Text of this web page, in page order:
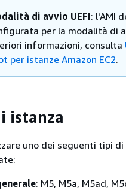
di avvio UEFI: l'AMI
per la modalità di
informazioni, consulta
per istanze Amazon EC2.
istanza
uno dei seguenti tipi di
: M5, M5a, M5ad,